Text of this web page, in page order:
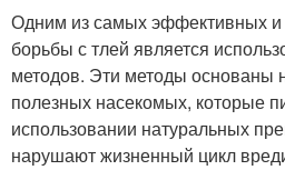
Одним из самых эффективных и
борьбы с тлей является
методов. Эти методы основаны
полезных насекомых, которые
использовании натуральных
нарушают жизненный цикл